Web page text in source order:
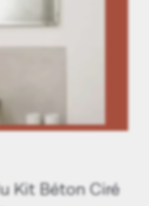
Kit Béton Ciré